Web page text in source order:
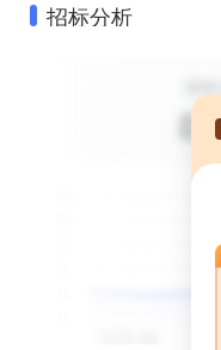
招标分析